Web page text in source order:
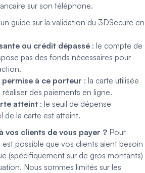
sur son téléphone.
guide sur la validation du 3DSecure en
ou crédit dépassé : le compte de
pas des fonds nécessaires pour
à ce porteur : la carte utilisée
des paiements en ligne.
atteint : le seuil de dépense
de la carte est atteint.
vos clients de vous payer ? Pour
possible que vos clients aient besoin
(spécifiquement sur de gros montants)
Nous sommes limités sur les